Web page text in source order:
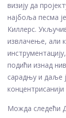
визију да
најбоља песма
Киллерс.
извлачење, али
подићи изнад
сарадњу и даље
Можда следећи